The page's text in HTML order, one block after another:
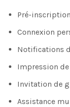
Pré-inscription
Connexion
Notifications
Impression
Invitation de
Assistance